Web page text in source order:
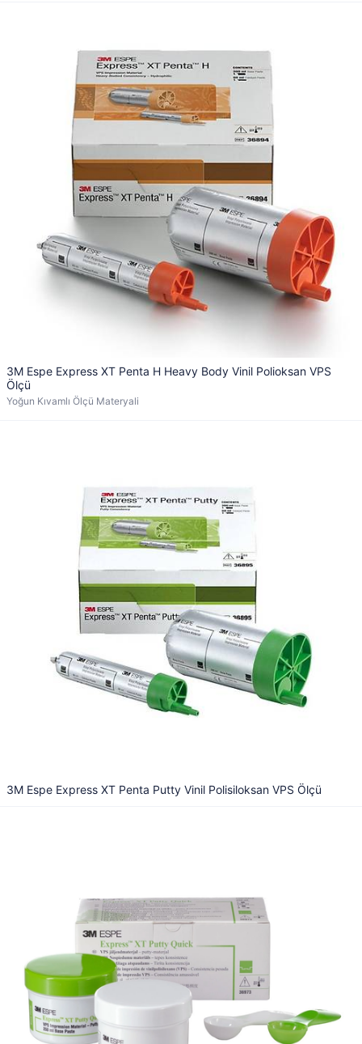
3M Espe Express XT Penta H Heavy Body Vinil Polioksan VPS
Ölçü
Yoğun Kıvamlı Ölçü Materyali
3M Espe Express XT Penta Putty Vinil Polisiloksan VPS Ölçü